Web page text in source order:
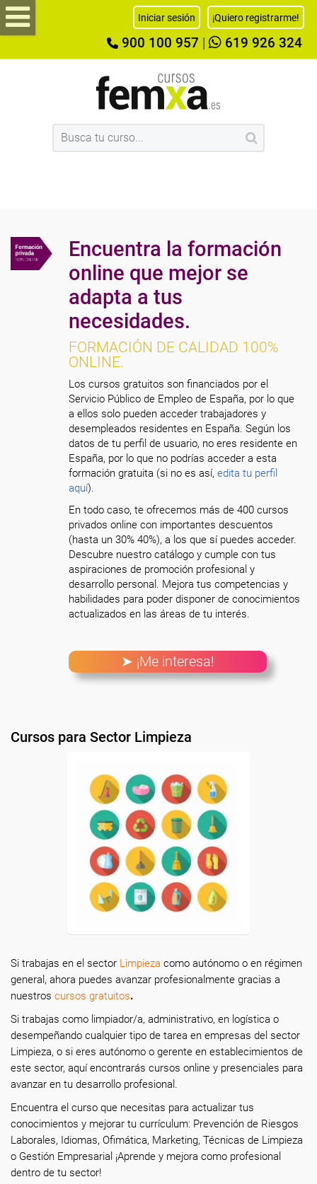
Iniciar sesión ¡Quiero registrarme!
900 100 957 619 926 324
Encuentra la formación
online que mejor se
adapta a tus
necesidades.
FORMACIÓN DE CALIDAD 100%
ONLINE.
Los cursos gratuitos son financiados por el
Servicio Público de Empleo de España, por lo que
a ellos solo pueden acceder trabajadores y
desempleados residentes en España. Según los
datos de tu perfil de usuario, no eres residente en
España, por lo que no podrías acceder a esta
formación gratuita (si no es así,edita tu perfil
aquí).
En todo caso, te ofrecemos más de 400 cursos
privados online con importantes descuentos
(hasta un 30% 40%), a los que sí puedes acceder.
Descubre nuestro catálogo y cumple con tus
aspiraciones de promoción profesional y
desarrollo personal. Mejora tus competencias y
habilidades para poder disponer de conocimientos
actualizados en las áreas de tu interés.
➤ ¡Me interesa!
Cursos para Sector Limpieza
Si trabajas en el sector Limpieza como autónomo o en régimen
general, ahora puedes avanzar profesionalmente gracias a
nuestros cursos gratuitos.
Si trabajas como limpiador/a, administrativo, en logística o
desempeñando cualquier tipo de tarea en empresas del sector
Limpieza, o si eres autónomo o gerente en establecimientos de
este sector, aquí encontrarás cursos online y presenciales para
avanzar en tu desarrollo profesional.
Encuentra el curso que necesitas para actualizar tus
conocimientos y mejorar tu currículum: Prevención de Riesgos
Laborales, Idiomas, Ofimática, Marketing, Técnicas de Limpieza
o Gestión Empresarial ¡Aprende y mejora como profesional
dentro de tu sector!